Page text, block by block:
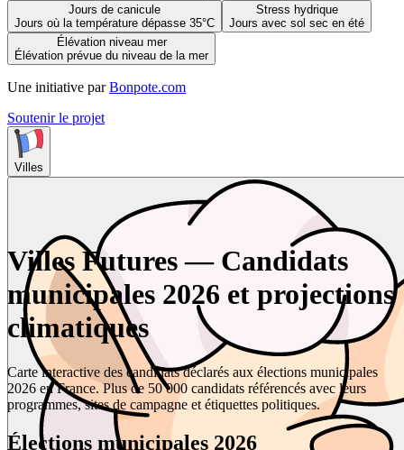
Jours de canicule
Jours où la température dépasse 35°C
Stress hydrique
Jours avec sol sec en été
Élévation niveau mer
Élévation prévue du niveau de la mer
Une initiative par Bonpote.com
Soutenir le projet
Villes
Villes Futures — Candidats
municipales 2026 et projections
climatiques
Carte interactive des candidats déclarés aux élections municipales
2026 en France. Plus de 50 000 candidats référencés avec leurs
programmes, sites de campagne et étiquettes politiques.
Élections municipales 2026